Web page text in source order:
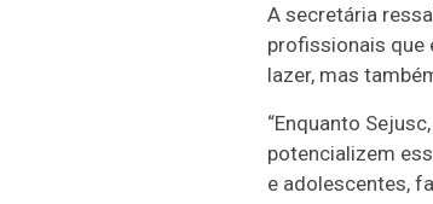
A secretária
profissionais que
lazer, mas
“Enquanto
potencializem
e adolescentes,